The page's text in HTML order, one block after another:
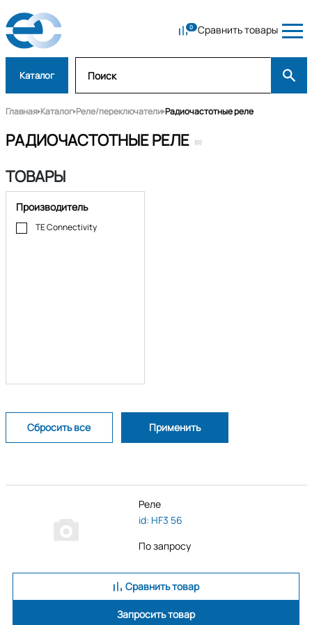
Сравнить товары
Каталог
Главная Каталог Реле/переключатели Радиочастотные реле
РАДИОЧАСТОТНЫЕ РЕЛЕ (0)
ТОВАРЫ
Производитель
TE Connectivity
Реле
id: HF3 56
По запросу
Сравнить товар
Запросить товар